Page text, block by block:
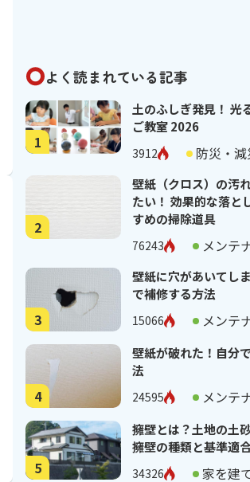
よく読まれている記事
1
土のふしぎ発見！ 光
ご教室 2026
3912 防災・減
2
壁紙（クロス）の汚
たい！ 効果的な落と
すめの掃除道具
76243 メンテ
3
壁紙に穴があいてし
で補修する方法
15066 メンテ
4
壁紙が破れた！自分
法
24595 メンテ
5
擁壁とは？土地の土
擁壁の種類と基準適
34326 家を建